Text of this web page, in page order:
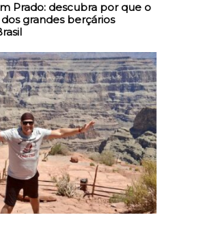
Prado: descubra por que o
grandes berçários